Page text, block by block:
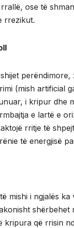
ose të
rrezikut.
perëndimore,
(mish artificial
i kripur dhe
e lartë e
rritje të
të energjisë
mishi i ngjalës ka
shërbehet
kripura që rrisin